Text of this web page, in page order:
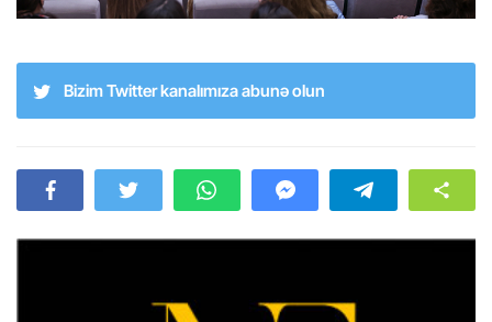
Bizim Twitter kanalımıza abunə olun